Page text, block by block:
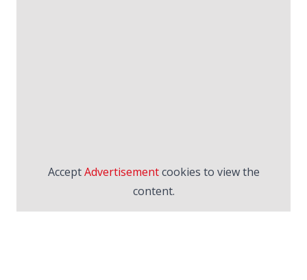
AcceptAdvertisementcookies to view the
content.